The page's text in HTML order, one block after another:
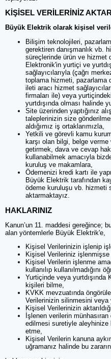
KİŞİSEL VERİLERİNİZ
Büyük Elektrik olarak kişisel
Bilişim teknolojileri,
gerektiren danışmanlık vb.
süreçlerinde ürün ve hizmet
Elektronik'in yurtiçi ve
sağlayıcılarıyla (çağrı
toplama hizmeti, pazarlama
ileti aracı hizmet
firmaları ile) veya
yurtdışında olması halinde
Site üzerinden yaptığınız
taleplerinizin size
aldığımız iş ortaklarımızla,
Yetkili ve görevli kamu
karşı olan bilgi, belge
getirmek, dava ve cevap
kullanabilmek amacıyla
kuruluş ve makamlara,
Ödemenizi kredi kartı ile
Büyük Elektrik tarafından
ödeme kuruluşu vb. hizmeti
aktarmaktayız.
HAKLARINIZ
Kanun’un 11. maddesi gereğince;
alan yöntemlerle Büyük Elektrik'e,
Kişisel Verilerinizin işlenip
Kişisel Verileriniz
Kişisel Verilerin işlenme
kullanılıp kullanılmadığını
Yurtiçinde veya yurtdışında
kişileri bilme,
KVKK mevzuatında
Verilerinizin silinmesini
Kişisel Verilerinizin
İşlenen verilerin
edilmesi suretiyle aleyhinize
etme,
Kişisel Verilerin kanuna
uğramanız halinde bu